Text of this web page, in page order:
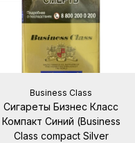
Business Class
Сигареты Бизнес Класс
Компакт Синий (Business
Class compact Silver